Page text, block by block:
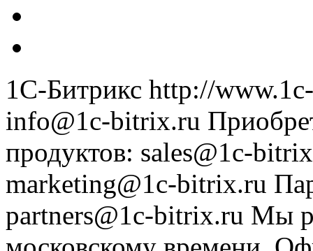
1С-Битрикс http://
info@1c-bitrix.ru
продуктов: sales@1c-
marketing@1c-bitrix.ru
partners@1c-bitrix.ru Мы